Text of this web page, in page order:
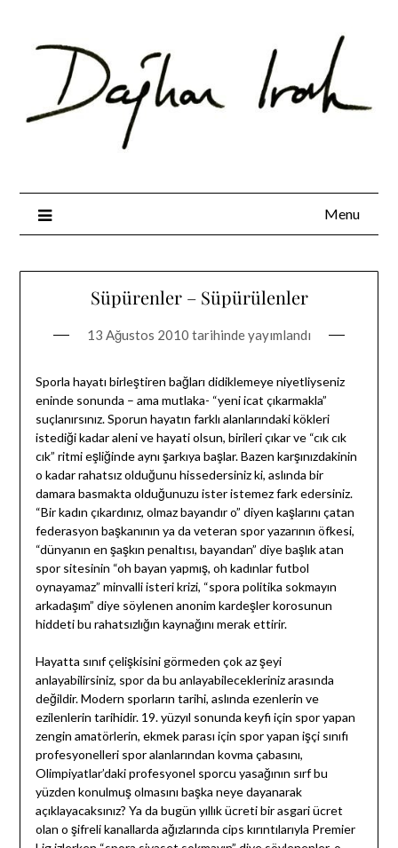
content
Menu
Süpürenler – Süpürülenler
13 Ağustos 2010 tarihinde yayımlandı
Sporla hayatı birleştiren bağları didiklemeye niyetliyseniz
eninde sonunda – ama mutlaka- “yeni icat çıkarmakla”
suçlanırsınız. Sporun hayatın farklı alanlarındaki kökleri
istediği kadar aleni ve hayati olsun, birileri çıkar ve “cık cık
cık” ritmi eşliğinde aynı şarkıya başlar. Bazen karşınızdakinin
o kadar rahatsız olduğunu hissedersiniz ki, aslında bir
damara basmakta olduğunuzu ister istemez fark edersiniz.
“Bir kadın çıkardınız, olmaz bayandır o” diyen kaşlarını çatan
federasyon başkanının ya da veteran spor yazarının öfkesi,
“dünyanın en şaşkın penaltısı, bayandan” diye başlık atan
spor sitesinin “oh bayan yapmış, oh kadınlar futbol
oynayamaz” minvalli isteri krizi, “spora politika sokmayın
arkadaşım” diye söylenen anonim kardeşler korosunun
hiddeti bu rahatsızlığın kaynağını merak ettirir.
Hayatta sınıf çelişkisini görmeden çok az şeyi
anlayabilirsiniz, spor da bu anlayabilecekleriniz arasında
değildir. Modern sporların tarihi, aslında ezenlerin ve
ezilenlerin tarihidir. 19. yüzyıl sonunda keyfi için spor yapan
zengin amatörlerin, ekmek parası için spor yapan işçi sınıfı
profesyonelleri spor alanlarından kovma çabasını,
Olimpiyatlar’daki profesyonel sporcu yasağının sırf bu
yüzden konulmuş olmasını başka neye dayanarak
açıklayacaksınız? Ya da bugün yıllık ücreti bir asgari ücret
olan o şifreli kanallarda ağızlarında cips kırıntılarıyla Premier